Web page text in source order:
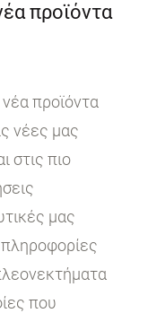
προϊόντα
προϊόντα
νέες μας
στις πιο
μας
που